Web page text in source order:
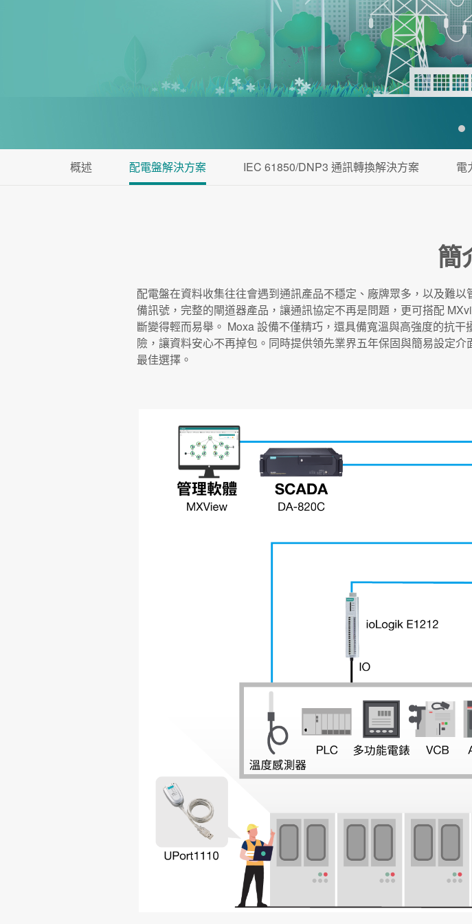
概述 配電盤解決方案 IEC 61850/DNP3 通訊轉換解決方案 電
簡
配電盤在資料收集往往會遇到通訊產品不穩定、廠牌眾多，以及難
備訊號，完整的閘道器產品，讓通訊協定不再是問題，更可搭配
斷變得輕而易舉。 Moxa 設備不僅精巧，還具備寬溫與高強度的抗
險，讓資料安心不再掉包。同時提供領先業界五年保固與簡易設定
最佳選擇。